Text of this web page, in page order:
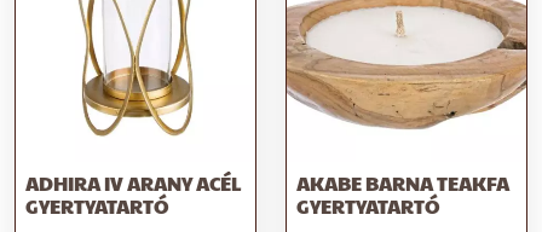
ADHIRA IV ARANY ACÉL
GYERTYATARTÓ
AKABE BARNA TEAKFA
GYERTYATARTÓ